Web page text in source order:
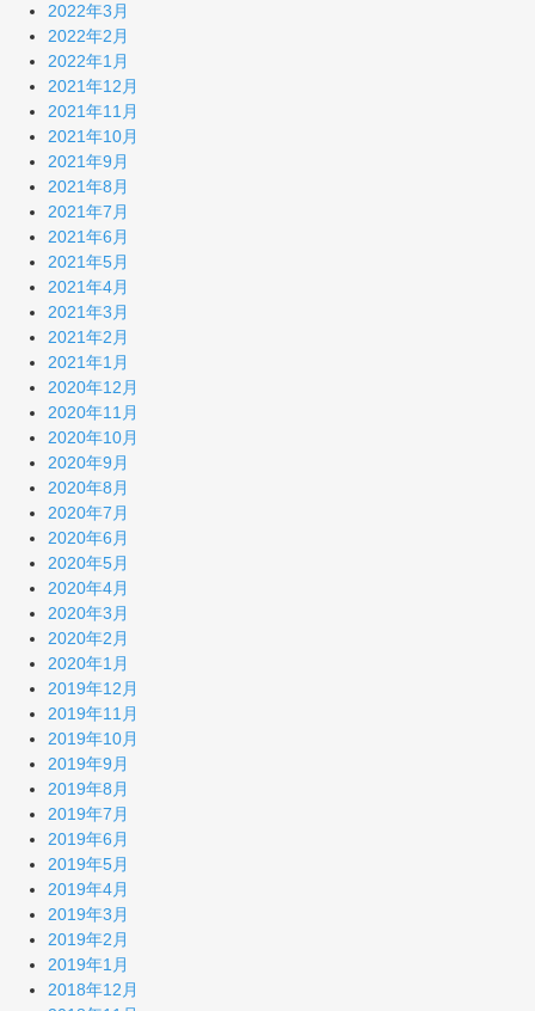
2022年3月
2022年2月
2022年1月
2021年12月
2021年11月
2021年10月
2021年9月
2021年8月
2021年7月
2021年6月
2021年5月
2021年4月
2021年3月
2021年2月
2021年1月
2020年12月
2020年11月
2020年10月
2020年9月
2020年8月
2020年7月
2020年6月
2020年5月
2020年4月
2020年3月
2020年2月
2020年1月
2019年12月
2019年11月
2019年10月
2019年9月
2019年8月
2019年7月
2019年6月
2019年5月
2019年4月
2019年3月
2019年2月
2019年1月
2018年12月